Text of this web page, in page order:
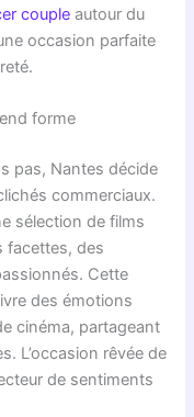
couple autour du
occasion parfaite
forme
pas, Nantes décide
commerciaux.
sélection de films
facettes, des
Cette
des émotions
cinéma, partageant
L’occasion rêvée de
de sentiments